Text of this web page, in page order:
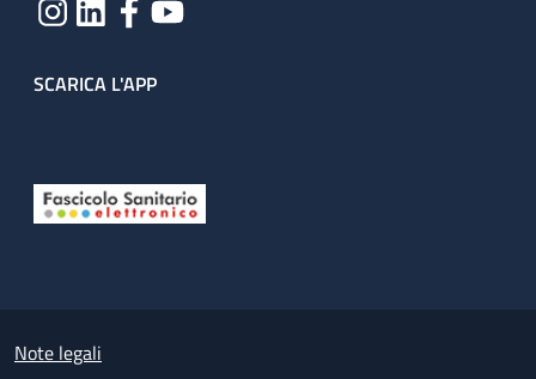
SCARICA L'APP
Small prints
Note legali